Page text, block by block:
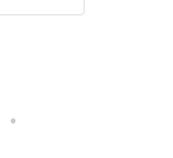
•